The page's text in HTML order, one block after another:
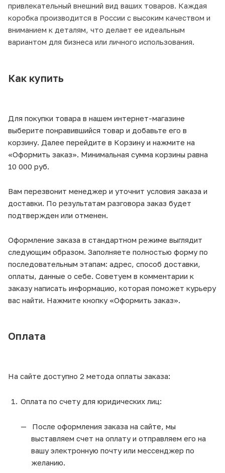
привлекательный внешний вид ваших товаров. Каждая
коробка производится в России с высоким качеством и
вниманием к деталям, что делает ее идеальным
вариантом для бизнеса или личного использования.
Как купить
Для покупки товара в нашем интернет-магазине
выберите понравившийся товар и добавьте его в
корзину. Далее перейдите в Корзину и нажмите на
«Оформить заказ». Минимальная сумма корзины равна
10 000 руб.
Вам перезвонит менеджер и уточнит условия заказа и
доставки. По результатам разговора заказ будет
подтвержден или отменен.
Оформление заказа в стандартном режиме выглядит
следующим образом. Заполняете полностью форму по
последовательным этапам: адрес, способ доставки,
оплаты, данные о себе. Советуем в комментарии к
заказу написать информацию, которая поможет курьеру
вас найти. Нажмите кнопку «Оформить заказ».
Оплата
На сайте доступно 2 метода оплаты заказа:
Оплата по счету для юридических лиц:
После оформления заказа на сайте, мы
выставляем счет на оплату и отправляем его на
вашу электронную почту или мессенджер по
желанию.